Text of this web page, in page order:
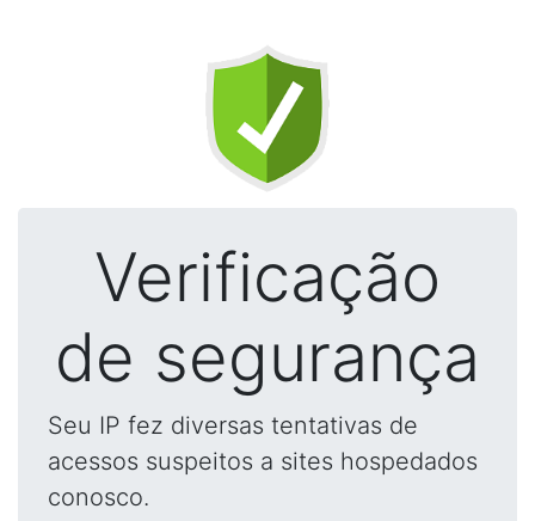
Verificação
de segurança
Seu IP fez diversas tentativas de
acessos suspeitos a sites hospedados
conosco.